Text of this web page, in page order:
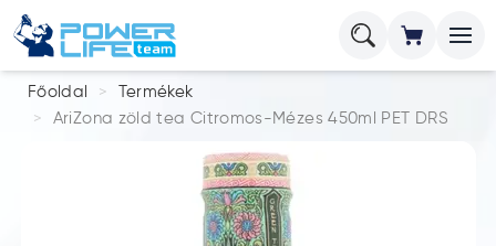
Főoldal
Termékek
AriZona zöld tea Citromos-Mézes 450ml PET DRS